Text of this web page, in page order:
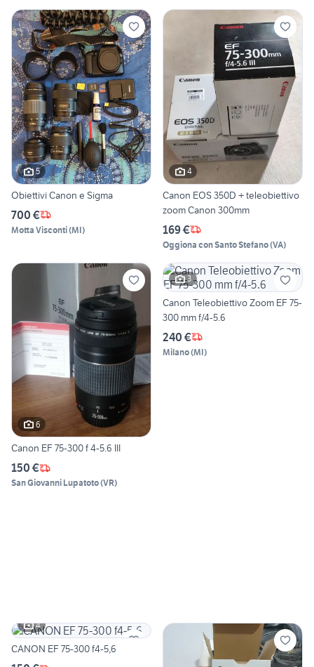
5
Obiettivi Canon e Sigma
700 €
Motta Visconti(MI)
4
Canon EOS 350D + teleobiettivo
zoom Canon 300mm
169 €
Oggiona con Santo Stefano(VA)
6
Canon EF 75-300 f 4-5.6 III
150 €
San Giovanni Lupatoto(VR)
3
Canon Teleobiettivo Zoom EF 75-
300 mm f/4-5.6
240 €
Milano(MI)
4
CANON EF 75-300 f4-5,6